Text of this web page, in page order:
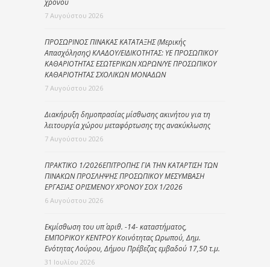
7 Αυγούστου 2026
ΠΡΟΣΩΡΙΝΟΣ ΠΙΝΑΚΑΣ ΚΑΤΑΤΑΞΗΣ (Μερικής
Απασχόλησης) ΚΛΑΔΟΥ/ΕΙΔΙΚΟΤΗΤΑΣ: ΥΕ ΠΡΟΣΩΠΙΚΟΥ
ΚΑΘΑΡΙΟΤΗΤΑΣ ΕΣΩΤΕΡΙΚΩΝ ΧΩΡΩΝ/ΥΕ ΠΡΟΣΩΠΙΚΟΥ
ΚΑΘΑΡΙΟΤΗΤΑΣ ΣΧΟΛΙΚΩΝ ΜΟΝΑΔΩΝ
7 Αυγούστου 2026
Διακήρυξη δημοπρασίας μίσθωσης ακινήτου για τη
λειτουργία χώρου μεταφόρτωσης της ανακύκλωσης
7 Αυγούστου 2026
ΠΡΑΚΤΙΚΟ 1/2026ΕΠΙΤΡΟΠΗΣ ΓΙΑ ΤΗΝ ΚΑΤΑΡΤΙΣΗ ΤΩΝ
ΠΙΝΑΚΩΝ ΠΡΟΣΛΗΨΗΣ ΠΡΟΣΩΠΙΚΟΥ ΜΕΣΥΜΒΑΣΗ
ΕΡΓΑΣΙΑΣ ΟΡΙΣΜΕΝΟΥ ΧΡΟΝΟΥ ΣΟΧ 1/2026
6 Αυγούστου 2026
Εκμίσθωση του υπ΄ αριθ. -14- καταστήματος,
ΕΜΠΟΡΙΚΟΥ ΚΕΝΤΡΟΥ Κοινότητας Ωρωπού, Δημ.
Ενότητας Λούρου, Δήμου Πρέβεζας εμβαδού 17,50 τ.μ.
31 Ιουλίου 2026